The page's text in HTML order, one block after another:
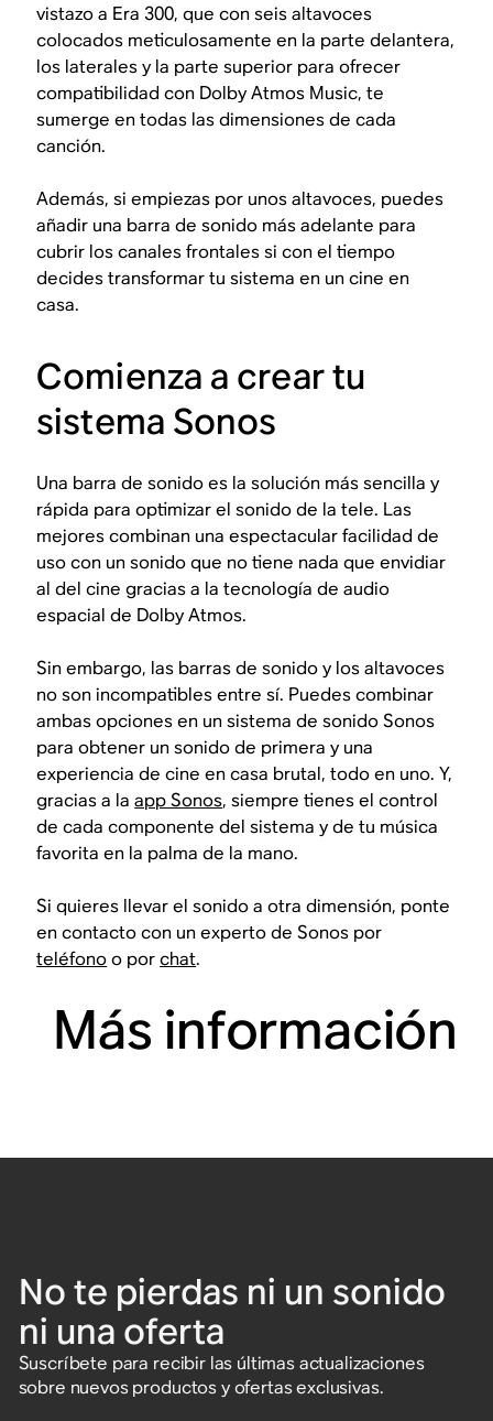
vistazo a Era 300, que con seis altavoces
colocados meticulosamente en la parte delantera,
los laterales y la parte superior para ofrecer
compatibilidad con Dolby Atmos Music, te
sumerge en todas las dimensiones de cada
canción.
Además, si empiezas por unos altavoces, puedes
añadir una barra de sonido más adelante para
cubrir los canales frontales si con el tiempo
decides transformar tu sistema en un cine en
casa.
Comienza a crear tu
sistema Sonos
Una barra de sonido es la solución más sencilla y
rápida para optimizar el sonido de la tele. Las
mejores combinan una espectacular facilidad de
uso con un sonido que no tiene nada que envidiar
al del cine gracias a la tecnología de audio
espacial de Dolby Atmos.
Sin embargo, las barras de sonido y los altavoces
no son incompatibles entre sí. Puedes combinar
ambas opciones en un sistema de sonido Sonos
para obtener un sonido de primera y una
experiencia de cine en casa brutal, todo en uno. Y,
gracias a laapp Sonos, siempre tienes el control
de cada componente del sistema y de tu música
favorita en la palma de la mano.
Si quieres llevar el sonido a otra dimensión, ponte
en contacto con un experto de Sonos por
teléfonoo porchat.
Más información
No te pierdas ni un sonido
ni una oferta
Suscríbete para recibir las últimas actualizaciones
sobre nuevos productos y ofertas exclusivas.